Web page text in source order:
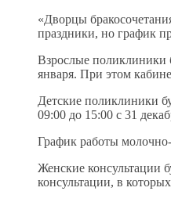
«Дворцы
праздники, но график
Взрослые поликлиники
января. При этом
Детские поликлиники
09:00 до 15:00 с 31
График работы
Женские консультации
консультации, в